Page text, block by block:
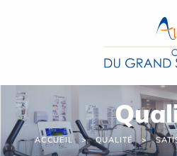
ACCUEIL QUALITÉ